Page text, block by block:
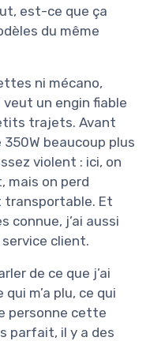
est-ce que ça
du même
ni mécano,
un engin fiable
trajets. Avant
beaucoup plus
violent : ici, on
mais on perd
transportable. Et
connue, j’ai aussi
client.
de ce que j’ai
m’a plu, ce qui
personne cette
parfait, il y a des